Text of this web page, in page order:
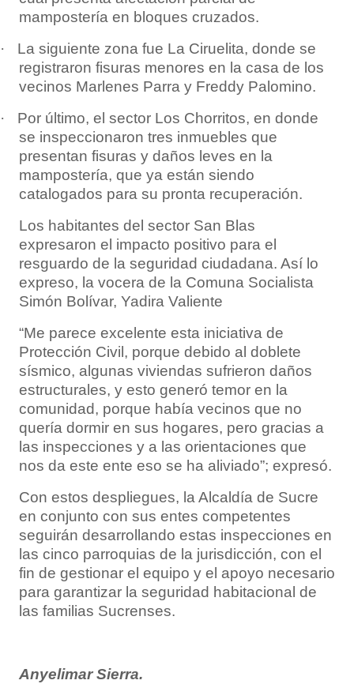
mampostería en bloques cruzados.
·
La siguiente zona fue La Ciruelita, donde se
registraron fisuras menores en la casa de los
vecinos Marlenes Parra y Freddy Palomino.
·
Por último, el sector Los Chorritos, en donde
se inspeccionaron tres inmuebles que
presentan fisuras y daños leves en la
mampostería, que ya están siendo
catalogados para su pronta recuperación.
Los habitantes del sector San Blas
expresaron el impacto positivo para el
resguardo de la seguridad ciudadana. Así lo
expreso, la vocera de la Comuna Socialista
Simón Bolívar, Yadira Valiente
“Me parece excelente esta iniciativa de
Protección Civil, porque debido al doblete
sísmico, algunas viviendas sufrieron daños
estructurales, y esto generó temor en la
comunidad, porque había vecinos que no
quería dormir en sus hogares, pero gracias a
las inspecciones y a las orientaciones que
nos da este ente eso se ha aliviado”; expresó.
Con estos despliegues, la Alcaldía de Sucre
en conjunto con sus entes competentes
seguirán desarrollando estas inspecciones en
las cinco parroquias de la jurisdicción, con el
fin de gestionar el equipo y el apoyo necesario
para garantizar la seguridad habitacional de
las familias Sucrenses.
Anyelimar Sierra.